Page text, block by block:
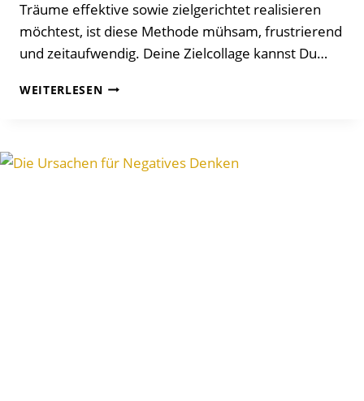
Träume effektive sowie zielgerichtet realisieren
möchtest, ist diese Methode mühsam, frustrierend
und zeitaufwendig. Deine Zielcollage kannst Du…
WEITERLESENEIN
UND